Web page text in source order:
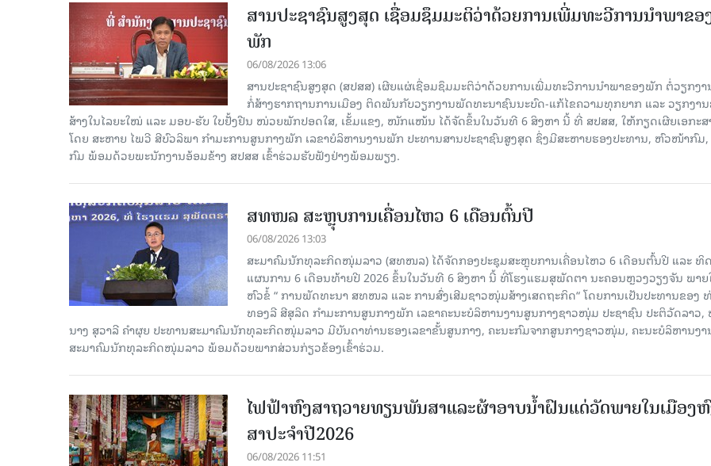
ສານປະຊາຊົນສູງສຸດ ເຊື່ອມຊຶມມະຕິວ່າດ້ວຍການເພີ່ມທະວີການນຳພາຂອ
ພັກ
06/08/2026 13:06
ສານປະຊາຊົນສູງສຸດ (ສປສສ) ເຜີຍແຜ່ເຊື່ອມຊຶມມະຕິວ່າດ້ວຍການເພີ່ມທະວີການນຳພາຂອງພັກ ຕໍ່ວຽກງາ
ກໍ່ສ້າງຮາກຖານການເມືອງ ຕິດພັນກັບວຽກງານພັດທະນາຊົນນະບົດ-ແກ້ໄຂຄວາມທຸກຍາກ ແລະ ວຽກງາ
ສ້າງໃນໄລຍະໃໝ່ ແລະ ມອບ-ຮັບ ໃບຢັ້ງຢືນ ໜ່ວຍພັກປອດໃສ, ເຂັ້ມແຂງ, ໜັກແໜ້ນ ໄດ້ຈັດຂຶ້ນໃນວັນທີ 6 ສິງຫາ ນີ້ ທີ່ ສປສສ, ໃຫ້ກຽດເຜີຍເອກະສ
ໂດຍ ສະຫາຍ ໄພວີ ສີບົວລິພາ ກຳມະການສູນກາງພັກ ເລຂາບໍລິຫານງານພັກ ປະທານສານປະຊາຊົນສູງສຸດ ຊຶ່ງມີສະຫາຍຮອງປະທານ, ຫົວໜ້າກົມ,
ກົມ ພ້ອມດ້ວຍພະນັກງານອ້ອມຂ້າງ ສປສສ ເຂົ້າຮ່ວມຮັບຟັງຢ່າງພ້ອມພຽງ.
ສທໜລ ສະຫຼຸບການເຄື່ອນໄຫວ 6 ເດືອນຕົ້ນປີ
06/08/2026 13:03
ສະມາຄົມນັກທຸລະກິດໜຸ່ມລາວ (ສທໜລ) ໄດ້ຈັດກອງປະຊຸມສະຫຼຸບການເຄື່ອນໄຫວ 6 ເດືອນຕົ້ນປີ ແລະ ທິ
ແຜນການ 6 ເດືອນທ້າຍປີ 2026 ຂຶ້ນໃນວັນທີ 6 ສິງຫາ ນີ້ ທີ່ໂຮງແຮມສຸພັດຕາ ນະຄອນຫຼວງວຽງຈັນ ພາຍ
ຫົວຂໍ້ “ ການພັດທະນາ ສທໜລ ແລະ ການສົ່ງເສີມຊາວໜຸ່ມສ້າງເສດຖະກິດ“ ໂດຍການເປັນປະທານຂອງ
ທອງລີ ສີສຸລິດ ກຳມະການສູນກາງພັກ ເລຂາຄະນະບໍລິຫານງານສູນກາງຊາວໜຸ່ມ ປະຊາຊົນ ປະຕິວັດລາວ,
ນາງ ສຸວາລີ ຄຳຜຸຍ ປະທານສະມາຄົມນັກທຸລະກິດໜຸ່ມລາວ ມີບັນດາທ່ານຮອງເລຂາຂັ້ນສູນກາງ, ຄະນະກົມຈາກສູນກາງຊາວໜຸ່ມ, ຄະນະບໍລິຫານງາ
ສະມາຄົມນັກທຸລະກິດໜຸ່ມລາວ ພ້ອມດ້ວຍພາກສ່ວນກ່ຽວຂ້ອງເຂົ້າຮ່ວມ.
ໄຟຟ້າຫົງສາຖວາຍທຽນພັນສາແລະຜ້າອາບນໍ້າຝົນແດ່ວັດພາຍໃນເມືອງ
ສາປະຈໍາປີ2026
06/08/2026 11:51